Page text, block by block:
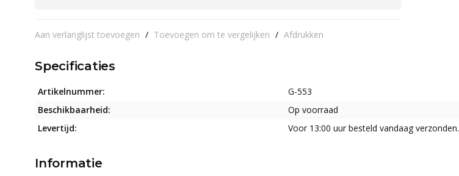
Aan verlanglijst toevoegen / Toevoegen om te vergelijken / Afdrukken
Specificaties
Artikelnummer:
G-553
Beschikbaarheid:
Op voorraad
Levertijd:
Voor 13:00 uur besteld vandaag verzonden.
Informatie